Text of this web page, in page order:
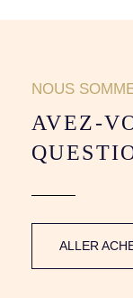
NOUS
AVEZ-
ALLER